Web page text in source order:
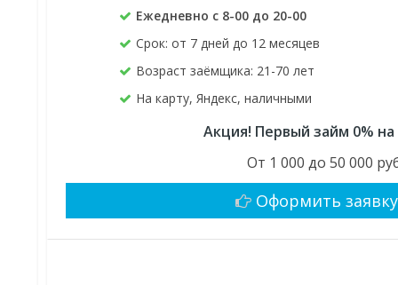
Ежедневно с 8-00 до 20-00
Срок: от 7 дней до 12 месяцев
Возраст заёмщика: 21-70 лет
На карту, Яндекс, наличными
Акция! Первый займ 0%
От 1 000 до 50 000
Оформить заявку